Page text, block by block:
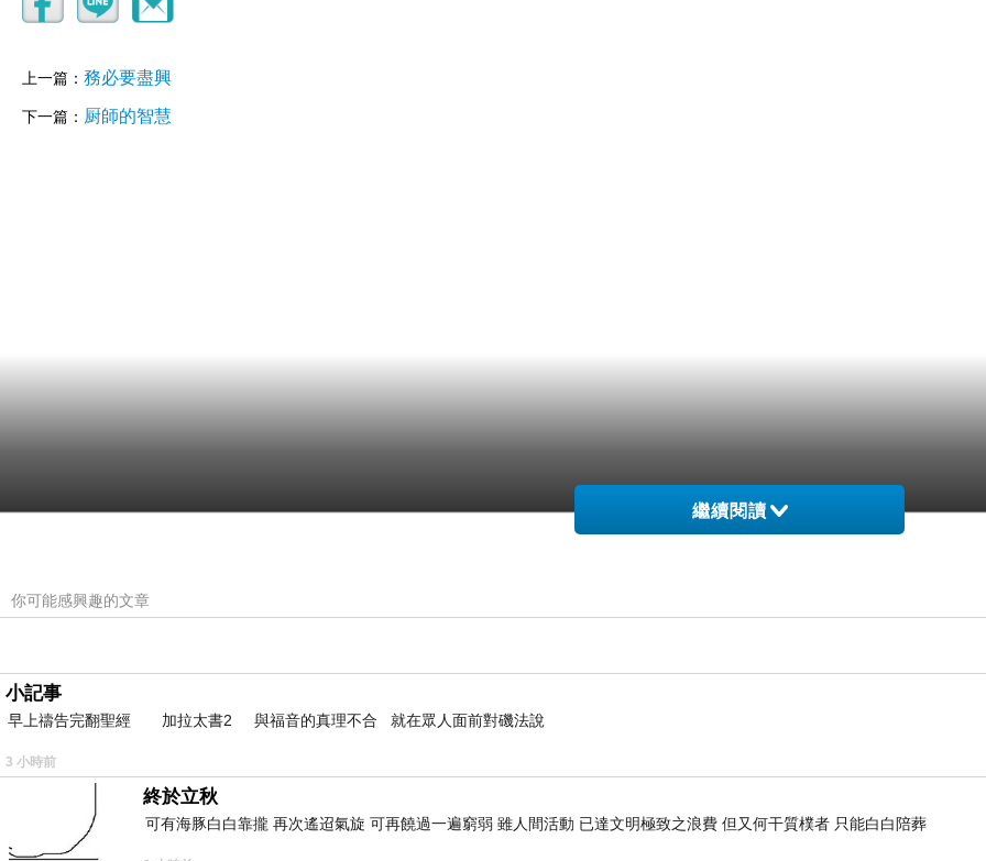
上一篇： 務必要盡興
下一篇： 厨師的智慧
繼續閱讀
你可能感興趣的文章
小記事
早上禱告完翻聖經 加拉太書2 與福音的真理不合 就在眾人面前對磯法說
3 小時前
終於立秋
可有海豚白白靠攏 再次遙迢氣旋 可再饒過一遍窮弱 雖人間活動 已達文明極致之浪費 但又何干質樸者 只能白白陪葬